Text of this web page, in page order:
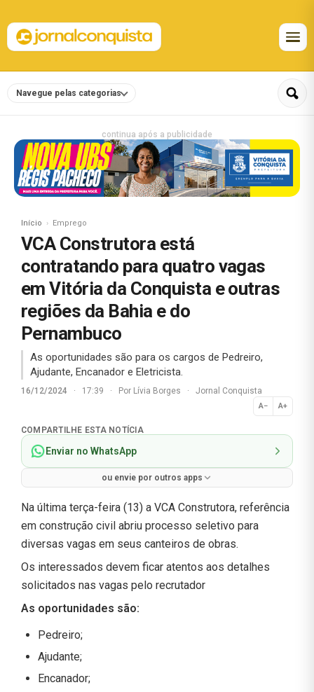
Navegue pelas categorias
continua após a publicidade
Início Emprego
VCA Construtora está
contratando para quatro vagas
em Vitória da Conquista e outras
regiões da Bahia e do
Pernambuco
As oportunidades são para os cargos de Pedreiro,
Ajudante, Encanador e Eletricista.
16/12/2024 · 17:39 · Por Lívia Borges · Jornal Conquista
A− A+
Normal
COMPARTILHE ESTA NOTÍCIA
Enviar no WhatsApp
ou envie por outros apps
Na última terça-feira (13) a VCA Construtora, referência
em construção civil abriu processo seletivo para
diversas vagas em seus canteiros de obras.
Os interessados devem ficar atentos aos detalhes
solicitados nas vagas pelo recrutador
As oportunidades são:
Pedreiro;
Ajudante;
Encanador;